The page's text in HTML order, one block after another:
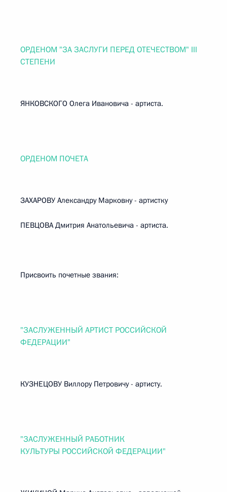
ОРДЕНОМ "ЗА ЗАСЛУГИ ПЕРЕД ОТЕЧЕСТВОМ" III
СТЕПЕНИ
ЯНКОВСКОГО Олега Ивановича - артиста.
ОРДЕНОМ ПОЧЕТА
ЗАХАРОВУ Александру Марковну - артистку
ПЕВЦОВА Дмитрия Анатольевича - артиста.
Присвоить почетные звания:
"ЗАСЛУЖЕННЫЙ АРТИСТ РОССИЙСКОЙ
ФЕДЕРАЦИИ"
КУЗНЕЦОВУ Виллору Петровичу - артисту.
"ЗАСЛУЖЕННЫЙ РАБОТНИК
КУЛЬТУРЫ РОССИЙСКОЙ ФЕДЕРАЦИИ"